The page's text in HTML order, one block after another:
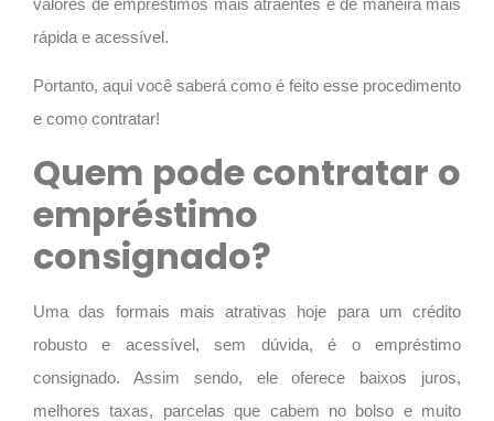
valores de empréstimos mais atraentes e de maneira mais
rápida e acessível.
Portanto, aqui você saberá como é feito esse procedimento
e como contratar!
Quem pode contratar o
empréstimo
consignado?
Uma das formais mais atrativas hoje para um crédito
robusto e acessível, sem dúvida, é o empréstimo
consignado. Assim sendo, ele oferece baixos juros,
melhores taxas, parcelas que cabem no bolso e muito